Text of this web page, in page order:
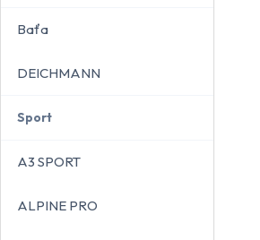
Baťa
DEICHMANN
Sport
A3 SPORT
ALPINE PRO